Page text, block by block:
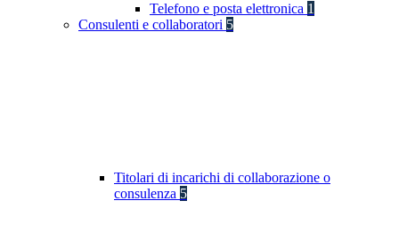
Telefono e posta elettronica 1
Consulenti e collaboratori 5
Titolari di incarichi di collaborazione o
consulenza 5